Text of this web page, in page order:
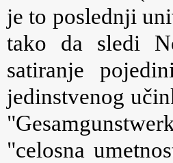
je to poslednji
tako da sledi
satiranje
jedinstvenog
"celosna